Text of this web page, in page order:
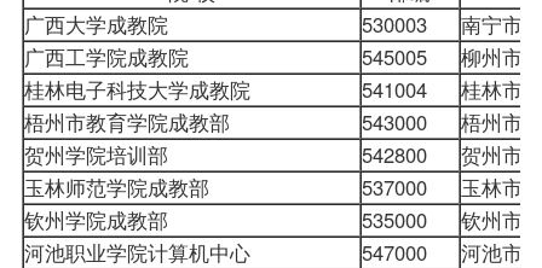
广西大学成教院
530003
南宁市
广西工学院成教院
545005
柳州市
桂林电子科技大学成教院
541004
桂林市
梧州市教育学院成教部
543000
梧州市
贺州学院培训部
542800
贺州市
玉林师范学院成教部
537000
玉林市
钦州学院成教部
535000
钦州市
河池职业学院计算机中心
547000
河池市